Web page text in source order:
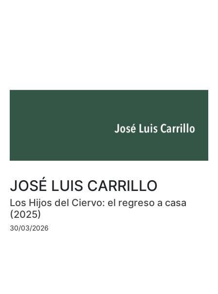
JOSÉ LUIS CARRILLO
Los Hijos del Ciervo: el regreso a casa
(2025)
30/03/2026